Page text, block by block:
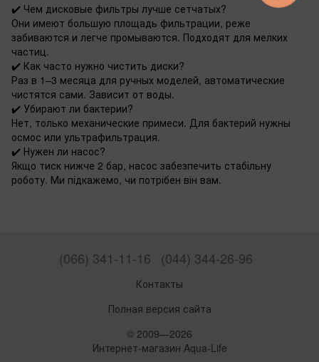
✔️ Чем дисковые фильтры лучше сетчатых?
Они имеют большую площадь фильтрации, реже
забиваются и легче промываются. Подходят для мелких
частиц.
✔️ Как часто нужно чистить диски?
Раз в 1–3 месяца для ручных моделей, автоматические
чистятся сами. Зависит от воды.
✔️ Убирают ли бактерии?
Нет, только механические примеси. Для бактерий нужны
осмос или ультрафильтрация.
✔️ Нужен ли насос?
Якщо тиск нижче 2 бар, насос забезпечить стабільну
роботу. Ми підкажемо, чи потрібен він вам.
(066) 341-11-16 (044) 344-26-96
Контакты
Полная версия сайта
© 2009—2026
Интернет-магазин Aqua-Life